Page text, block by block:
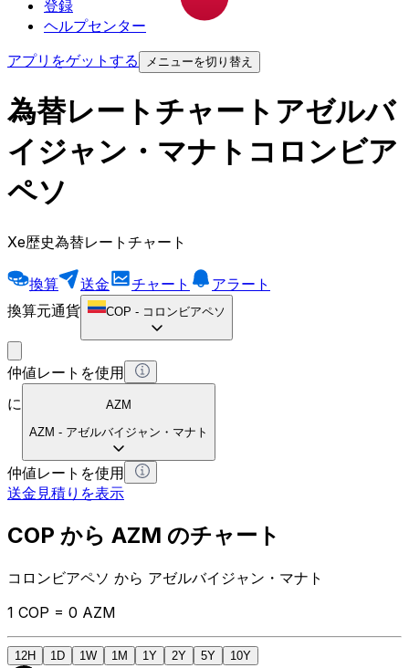
登録
ヘルプセンター
アプリをゲットする
メニューを切り替え
為替レートチャートアゼルバ
イジャン・マナトコロンビア
ペソ
Xe歴史為替レートチャート
換算 送金 チャート
アラート
換算元通貨
COP - コロンビアペソ
仲値レートを使用
に
AZM
AZM - アゼルバイジャン・マナト
仲値レートを使用
送金見積りを表示
COP から AZM のチャート
コロンビアペソ から アゼルバイジャン・マナト
1 COP = 0 AZM
12H 1D 1W 1M 1Y 2Y 5Y 10Y